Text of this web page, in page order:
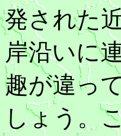
発された
岸沿いに
趣が違っ
しょう。